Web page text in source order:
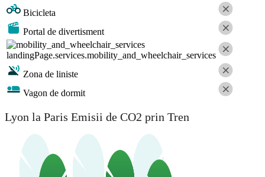
Bicicleta
Portal de divertisment
landingPage.services.mobility_and_wheelchair_services
Zona de liniste
Vagon de dormit
Lyon la Paris Emisii de CO2 prin Tren